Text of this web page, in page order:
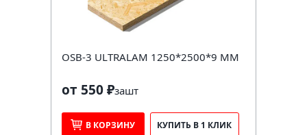
OSB-3 ULTRALAM 1250*2500*9 ММ
от 550 ₽зашт
В КОРЗИНУ КУПИТЬ В 1 КЛИК